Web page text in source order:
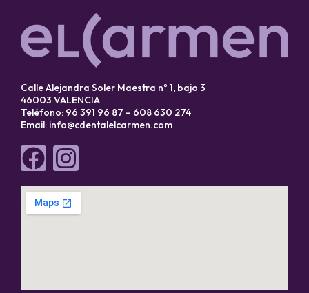
Calle Alejandra Soler Maestra nº 1, bajo 3
46003 VALENCIA
Teléfono: 96 391 96 87 – 608 630 274
Email: info@cdentalelcarmen.com